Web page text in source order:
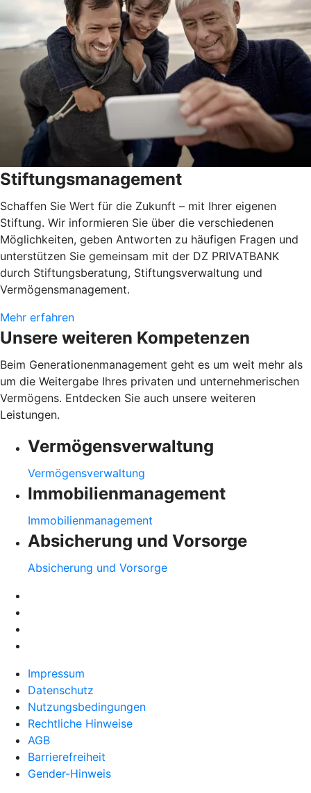
Stiftungsmanagement
Schaffen Sie Wert für die Zukunft – mit Ihrer eigenen
Stiftung. Wir informieren Sie über die verschiedenen
Möglichkeiten, geben Antworten zu häufigen Fragen und
unterstützen Sie gemeinsam mit der DZ PRIVATBANK
durch Stiftungsberatung, Stiftungsverwaltung und
Vermögensmanagement.
Mehr erfahren
Unsere weiteren Kompetenzen
Beim Generationenmanagement geht es um weit mehr als
um die Weitergabe Ihres privaten und unternehmerischen
Vermögens. Entdecken Sie auch unsere weiteren
Leistungen.
Vermögensverwaltung
Vermögensverwaltung
Immobilienmanagement
Immobilienmanagement
Absicherung und Vorsorge
Absicherung und Vorsorge
Impressum
Datenschutz
Nutzungsbedingungen
Rechtliche Hinweise
AGB
Barrierefreiheit
Gender-Hinweis